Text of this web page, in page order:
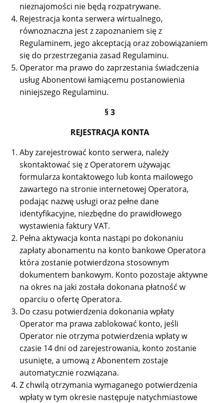
nieznajomości nie będą rozpatrywane.
Rejestracja konta serwera wirtualnego,
równoznaczna jest z zapoznaniem się z
Regulaminem, jego akceptacją oraz zobowiązaniem
się do przestrzegania zasad Regulaminu.
Operator ma prawo do zaprzestania świadczenia
usług Abonentowi łamiącemu postanowienia
niniejszego Regulaminu.
§ 3
REJESTRACJA KONTA
Aby zarejestrować konto serwera, należy
skontaktować się z Operatorem używając
formularza kontaktowego lub konta mailowego
zawartego na stronie internetowej Operatora,
podając nazwę usługi oraz pełne dane
identyfikacyjne, niezbędne do prawidłowego
wystawienia faktury VAT.
Pełna aktywacja konta nastąpi po dokonaniu
zapłaty abonamentu na konto bankowe Operatora
która zostanie potwierdzona stosownym
dokumentem bankowym. Konto pozostaje aktywne
na okres na jaki została dokonana płatność w
oparciu o ofertę Operatora.
Do czasu potwierdzenia dokonania wpłaty
Operator ma prawa zablokować konto, jeśli
Operator nie otrzyma potwierdzenia wpłaty w
czasie 14 dni od zarejestrowania, konto zostanie
usunięte, a umową z Abonentem zostaje
automatycznie rozwiązana.
Z chwilą otrzymania wymaganego potwierdzenia
wpłaty w tym okresie następuje natychmiastowe